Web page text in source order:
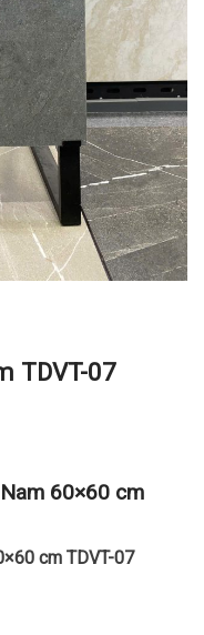
TDVT-07
60×60 cm
cm TDVT-07